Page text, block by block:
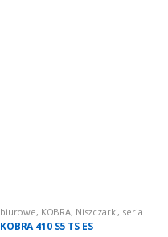
biurowe, KOBRA, Niszczarki, seria
410 TS
KOBRA 410 S5 TS ES